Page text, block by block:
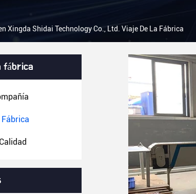
Xingda Shidai Technology Co., Ltd. Viaje De La Fábrica
fábrica